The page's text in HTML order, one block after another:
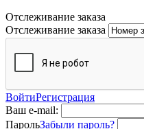
Отслеживание заказа
Отслеживание заказа
ВойтиРегистрация
Ваш e-mail:
ПарольЗабыли пароль?